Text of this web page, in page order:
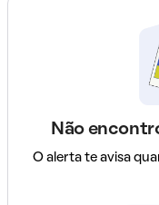
Não
O alerta te avisa